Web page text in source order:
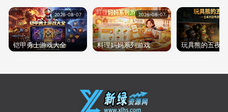
铠甲勇士游戏大全
2026-08-07
料理妈妈系列游戏
2026-08-07